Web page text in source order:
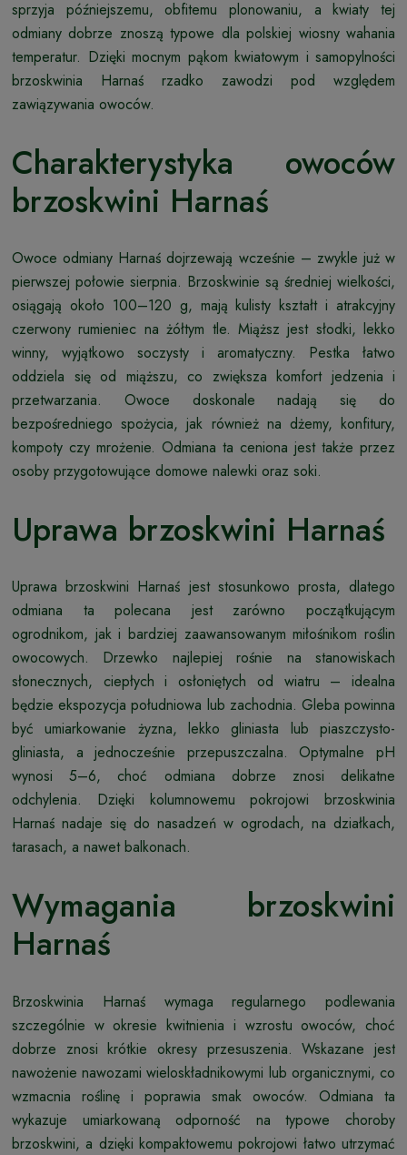
sprzyja późniejszemu, obfitemu plonowaniu, a kwiaty tej
odmiany dobrze znoszą typowe dla polskiej wiosny wahania
temperatur. Dzięki mocnym pąkom kwiatowym i samopylności
brzoskwinia Harnaś rzadko zawodzi pod względem
zawiązywania owoców.
Charakterystyka owoców
brzoskwini Harnaś
Owoce odmiany Harnaś dojrzewają wcześnie – zwykle już w
pierwszej połowie sierpnia. Brzoskwinie są średniej wielkości,
osiągają około 100–120 g, mają kulisty kształt i atrakcyjny
czerwony rumieniec na żółtym tle. Miąższ jest słodki, lekko
winny, wyjątkowo soczysty i aromatyczny. Pestka łatwo
oddziela się od miąższu, co zwiększa komfort jedzenia i
przetwarzania. Owoce doskonale nadają się do
bezpośredniego spożycia, jak również na dżemy, konfitury,
kompoty czy mrożenie. Odmiana ta ceniona jest także przez
osoby przygotowujące domowe nalewki oraz soki.
Uprawa brzoskwini Harnaś
Uprawa brzoskwini Harnaś jest stosunkowo prosta, dlatego
odmiana ta polecana jest zarówno początkującym
ogrodnikom, jak i bardziej zaawansowanym miłośnikom roślin
owocowych. Drzewko najlepiej rośnie na stanowiskach
słonecznych, ciepłych i osłoniętych od wiatru – idealna
będzie ekspozycja południowa lub zachodnia. Gleba powinna
być umiarkowanie żyzna, lekko gliniasta lub piaszczysto-
gliniasta, a jednocześnie przepuszczalna. Optymalne pH
wynosi 5–6, choć odmiana dobrze znosi delikatne
odchylenia. Dzięki kolumnowemu pokrojowi brzoskwinia
Harnaś nadaje się do nasadzeń w ogrodach, na działkach,
tarasach, a nawet balkonach.
Wymagania brzoskwini
Harnaś
Brzoskwinia Harnaś wymaga regularnego podlewania
szczególnie w okresie kwitnienia i wzrostu owoców, choć
dobrze znosi krótkie okresy przesuszenia. Wskazane jest
nawożenie nawozami wieloskładnikowymi lub organicznymi, co
wzmacnia roślinę i poprawia smak owoców. Odmiana ta
wykazuje umiarkowaną odporność na typowe choroby
brzoskwini, a dzięki kompaktowemu pokrojowi łatwo utrzymać